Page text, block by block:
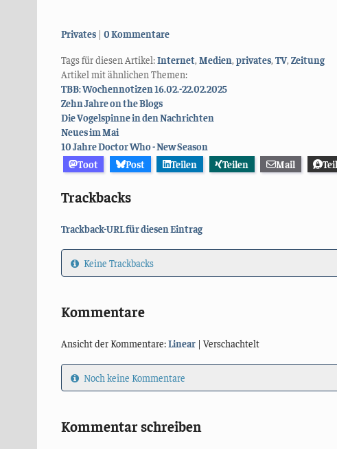
Kategorien:
Privates 0 Kommentare
Tags für diesen Artikel:Internet, Medien, privates, TV, Zeitung
Artikel mit ähnlichen Themen:
TBB: Wochennotizen 16.02.-22.02.2025
Zehn Jahre on the Blogs
Die Vogelspinne in den Nachrichten
Neues im Mai
10 Jahre Doctor Who - New Season
Toot
Post Teilen Teilen Mail
Trackbacks
Trackback-URL für diesen Eintrag
Keine Trackbacks
Kommentare
Ansicht der Kommentare:Linear| Verschachtelt
Noch keine Kommentare
Kommentar schreiben